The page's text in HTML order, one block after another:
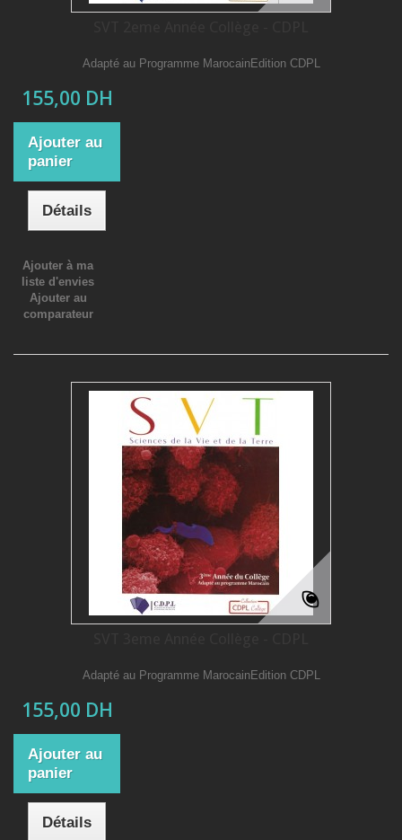
Adapté au Programme MarocainEdition CDPL
155,00 DH
Ajouter au
panier
Détails
Ajouter à ma
liste d'envies
Ajouter au
comparateur
Adapté au Programme MarocainEdition CDPL
155,00 DH
Ajouter au
panier
Détails